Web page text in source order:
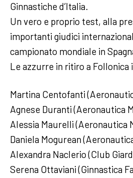
Ginnastiche d’Italia.
Un vero e proprio test, alla
importanti giudici
campionato mondiale in
Le azzurre in ritiro a Follonica
Martina Centofanti
Agnese Duranti (Aeronautica
Alessia Maurelli (Aeronautica
Daniela Mogurean
Alexandra Naclerio (Club
Serena Ottaviani (Ginnastica